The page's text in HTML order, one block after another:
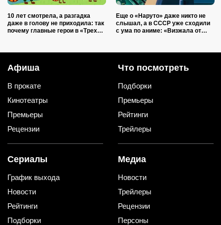
10 лет смотрела, а разгадка
даже в голову не приходила: так
почему главные герои в «Трех
Еще о «Наруто» даже никто не
слышал, а в СССР уже сходили
с ума по аниме: «Визжала от
Афиша
В прокате
Кинотеатры
Премьеры
Рецензии
Что посмотреть
Подборки
Премьеры
Рейтинги
Трейлеры
Сериалы
График выхода
Новости
Рейтинги
Подборки
Медиа
Новости
Трейлеры
Рецензии
Персоны